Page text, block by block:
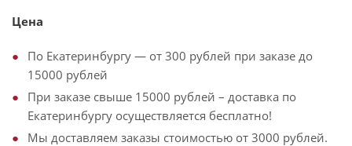
Цена
По Екатеринбургу — от 300 рублей при заказе до
15000 рублей
При заказе свыше 15000 рублей – доставка по
Екатеринбургу осуществляется бесплатно!
Мы доставляем заказы стоимостью от 3000 рублей.